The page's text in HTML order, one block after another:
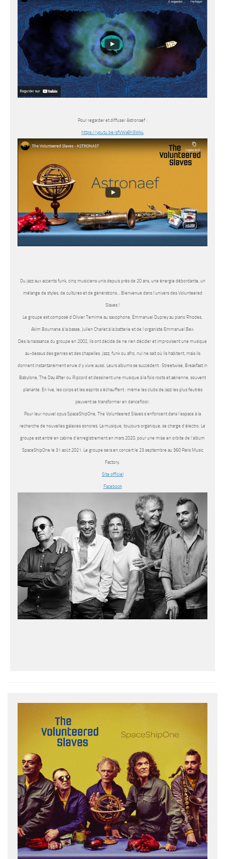
Pour regarder et diffuser Astronaef :
https://youtu.be/sfVWa6h3Wk4
Du jazz aux accents funk, cinq musiciens unis depuis près de 20 ans, une énergie débordante, un
mélange de styles, de cultures et de générations… Bienvenue dans l’univers des Volunteered
Slaves !
Le groupe est composé d’Olivier Temime au saxophone, Emmanuel Duprey au piano Rhodes,
Akim Bournane à la basse, Julien Charlet à la batterie et de l’organiste Emmanuel Bex.
Dès la naissance du groupe en 2002, ils ont décidé de ne rien décider et improvisent une musique
au-dessus des genres et des chapelles. Jazz, funk ou afro, nul ne sait où ils habitent, mais ils
donnent instantanément envie d’y vivre aussi. Leurs albums se succèdent : Streetwise, Breakfast in
Babylone, The Day After ou Ripcord et dessinent une musique à la fois roots et aérienne, souvent
planante. En live, les corps et les esprits s’échauffent : même les clubs de jazz les plus feutrés
peuvent se transformer en dancefloor.
Pour leur nouvel opus SpaceShipOne, The Volunteered Slaves s’enfoncent dans l’espace à la
recherche de nouvelles galaxies sonores. La musique, toujours organique, se charge d’électro. Le
groupe est entré en cabine d’enregistrement en mars 2020, pour une mise en orbite de l’album
SpaceShipOne le 31 août 2021. Le groupe sera en concert le 23 septembre au 360 Paris Music
Factory.
Site officiel
Facebook